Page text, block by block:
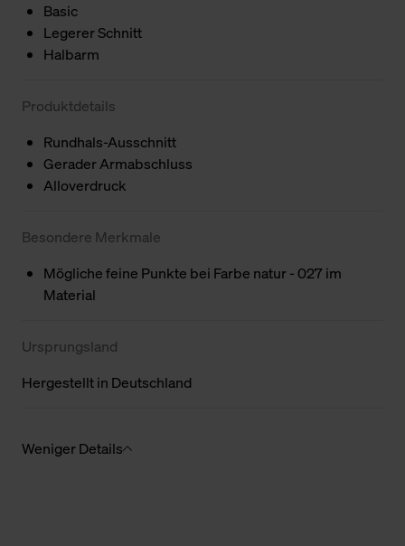
Basic
Legerer Schnitt
Halbarm
Produktdetails
Rundhals-Ausschnitt
Gerader Armabschluss
Alloverdruck
Besondere Merkmale
Mögliche feine Punkte bei Farbe natur - 027 im
Material
Ursprungsland
Hergestellt in Deutschland
Weniger Details